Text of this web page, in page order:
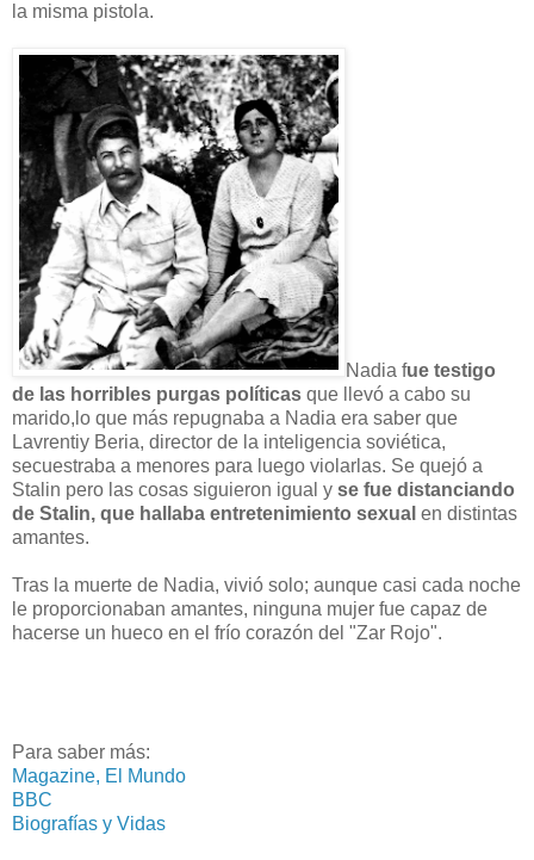
la misma pistola.
Nadia fue testigo
de las horribles purgas políticas que llevó a cabo su
marido,lo que más repugnaba a Nadia era saber que
Lavrentiy Beria, director de la inteligencia soviética,
secuestraba a menores para luego violarlas. Se quejó a
Stalin pero las cosas siguieron igual y se fue distanciando
de Stalin, que hallaba entretenimiento sexual en distintas
amantes.
Tras la muerte de Nadia, vivió solo; aunque casi cada noche
le proporcionaban amantes, ninguna mujer fue capaz de
hacerse un hueco en el frío corazón del "Zar Rojo".
Para saber más:
Magazine, El Mundo
BBC
Biografías y Vidas